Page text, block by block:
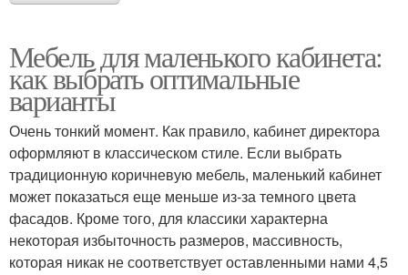
Мебель для маленького кабинета:
как выбрать оптимальные
варианты
Очень тонкий момент. Как правило, кабинет директора
оформляют в классическом стиле. Если выбрать
традиционную коричневую мебель, маленький кабинет
может показаться еще меньше из-за темного цвета
фасадов. Кроме того, для классики характерна
некоторая избыточность размеров, массивность,
которая никак не соответствует оставленными нами 4,5